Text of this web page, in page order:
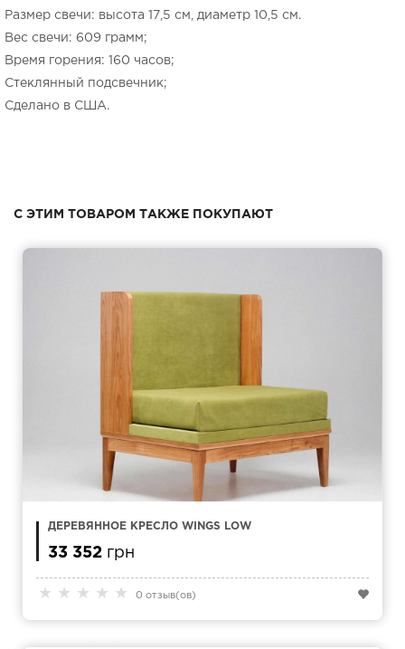
Размер свечи: высота 17,5 см, диаметр 10,5 см.
Вес свечи: 609 грамм;
Время горения: 160 часов;
Стеклянный подсвечник;
Сделано в США.
С ЭТИМ ТОВАРОМ ТАКЖЕ ПОКУПАЮТ
★ ★ ★ ★ ★ 0 отзыв(ов)
ДЕРЕВЯННОЕ КРЕСЛО WINGS LOW
33 352 грн